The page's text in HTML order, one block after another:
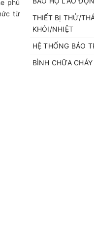
phủ
từ
THIẾT BỊ THỬ/
KHÓI/NHIỆT
HỆ THỐNG BÁO
BÌNH CHỮA CHÁY